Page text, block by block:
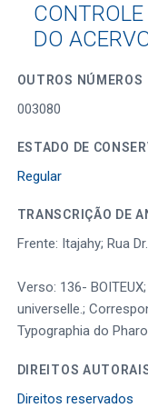
DO
OUTROS NÚMEROS
003080
ESTADO DE
Regular
TRANSCRIÇÃO DE
Frente: Itajahy; Rua
Verso: 136-
universelle.;
Typographia do
DIREITOS
Direitos reservados